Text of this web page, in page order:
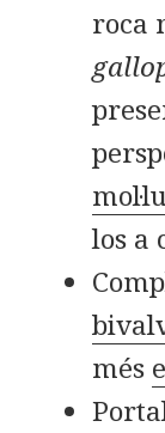
roca
los a
més